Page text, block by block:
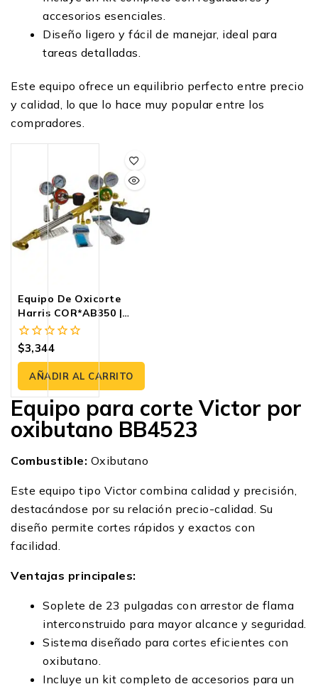
accesorios esenciales.
Diseño ligero y fácil de manejar, ideal para
tareas detalladas.
Este equipo ofrece un equilibrio perfecto entre precio
y calidad, lo que lo hace muy popular entre los
compradores.
Equipo De Oxicorte
Harris COR*AB350 |
Oxígeno Y Butano |
Cortec
0
fuera
5
$3,344
AÑADIR AL CARRITO
Equipo para corte Victor por
oxibutano BB4523
Combustible: Oxibutano
Este equipo tipo Victor combina calidad y precisión,
destacándose por su relación precio-calidad. Su
diseño permite cortes rápidos y exactos con
facilidad.
Ventajas principales:
Soplete de 23 pulgadas con arrestor de flama
interconstruido para mayor alcance y seguridad.
Sistema diseñado para cortes eficientes con
oxibutano.
Incluye un kit completo de accesorios para un